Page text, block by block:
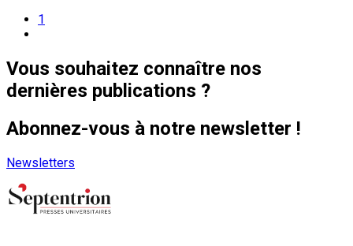
1
Vous souhaitez connaître nos
dernières publications ?
Abonnez-vous à notre newsletter !
Newsletters